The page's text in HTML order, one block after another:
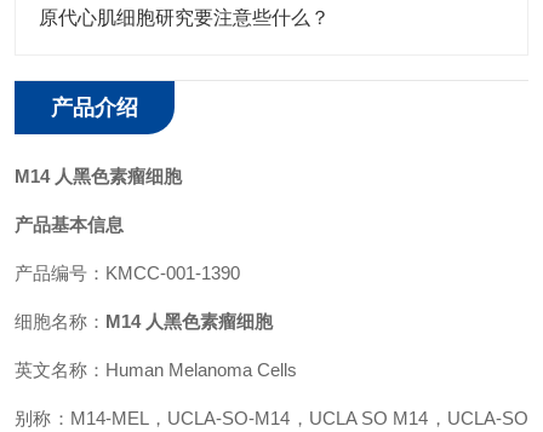
原代心肌细胞研究要注意些什么？
产品介绍
M14 人黑色素瘤细胞
产品基本信息
产品编号：KMCC-001-1390
细胞名称： M14 人黑色素瘤细胞
英文名称：Human Melanoma Cells
别称：M14-MEL，UCLA-SO-M14，UCLA SO M14，UCLA-SO